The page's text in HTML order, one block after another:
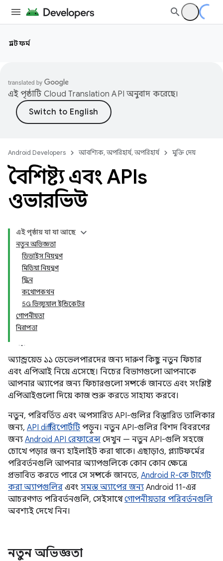
প্ল্যাটফর্ম
এই পৃষ্ঠাটি Cloud Translation API অনুবাদ করেছে।
Android Developers আবশ্যিক, অপরিহার্য, অপরিহার্য মুক্তি দেয়
বৈশিষ্ট্য এবং APIs
ওভারভিউ
এই পৃষ্ঠায় যা যা আছে
নতুন অভিজ্ঞতা
ডিভাইস নিয়ন্ত্রণ
মিডিয়া নিয়ন্ত্রণ
স্ক্রিন
কথোপকথন
5G ভিজ্যুয়াল ইন্ডিকেটর
গোপনীয়তা
নিরাপত্তা
অ্যান্ড্রয়েড ১১ ডেভেলপারদের জন্য দারুণ কিছু নতুন ফিচার
এবং এপিআই নিয়ে এসেছে। নিচের বিভাগগুলো আপনাকে
আপনার অ্যাপের জন্য ফিচারগুলো সম্পর্কে জানতে এবং সংশ্লিষ্ট
এপিআইগুলো দিয়ে কাজ শুরু করতে সাহায্য করবে।
নতুন, পরিবর্তিত এবং অপসারিত API-গুলির বিস্তারিত তালিকার
জন্য, API diff রিপোর্টটি পড়ুন। নতুন API-গুলির বিশদ বিবরণের
জন্য Android API রেফারেন্স দেখুন — নতুন API-গুলি সহজে
চোখে পড়ার জন্য হাইলাইট করা থাকে। এছাড়াও, প্ল্যাটফর্মের
পরিবর্তনগুলি আপনার অ্যাপগুলিকে কোন কোন ক্ষেত্রে
প্রভাবিত করতে পারে সে সম্পর্কে জানতে, Android R-কে টার্গেট
করা অ্যাপগুলির এবং সমস্ত অ্যাপের জন্য Android 11-এর
আচরণগত পরিবর্তনগুলি, সেইসাথেগোপনীয়তার পরিবর্তনগুলি
অবশ্যই দেখে নিন।
নতুন অভিজ্ঞতা